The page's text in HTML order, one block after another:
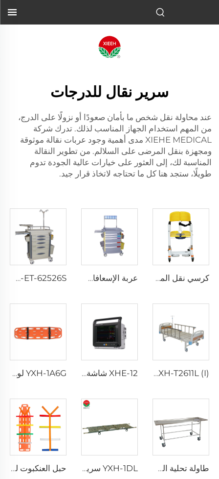
سرير نقال للدرجات
عند محاولة نقل شخص ما بأمان صعودًا أو نزولًا على الدرج،
من المهم استخدام الجهاز المناسب لذلك. تدرك شركة
XIEHE MEDICAL مدى أهمية وجود عربات نقالة موثوقة
ومجهزة بنقل المرضى على السلالم. من تطوير النقالة
المناسبة لك، إلى العثور على خيارات عالية الجودة تدوم
طويلًا، ستجد هنا كل ما تحتاجه لاتخاذ قرار جيد.
كرسي نقل المرضى الكهربائي XHF-18C (كهربائي) الأعلى مبيعًا عربة الإسعافات الأولية الاقتصادية XH-85037 للمستشفيات XH-ET-62526S عربة طوارئ تتحرك بسلاسة
XH-T2611L (I) لوحة رأس / قدم ABS قابلة للإزالة سرير مستشفى XHE-12 شاشة شبه موديولية YXH-1A6G لوح إنقاذ طوارئ مصنوع من الألمنيوم
طاولة تحلية الجثث XH-8C لمعدات الجنازات YXH-1DL سرير طوارئ متعدد الوظائف مصنوع من السبائك القابلة للطي داخل المستشفى حبل العنكبوت لوح طبي للعمود الفقري سرير طوارئ للأطفال والبالغين لثبات المرضى